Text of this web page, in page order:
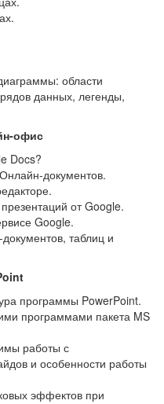
области
данных, легенды,
офис
Docs?
документов.
от Google.
Google.
таблиц и
программы PowerPoint.
программами пакета MS
работы с
и особенности работы
эффектов при